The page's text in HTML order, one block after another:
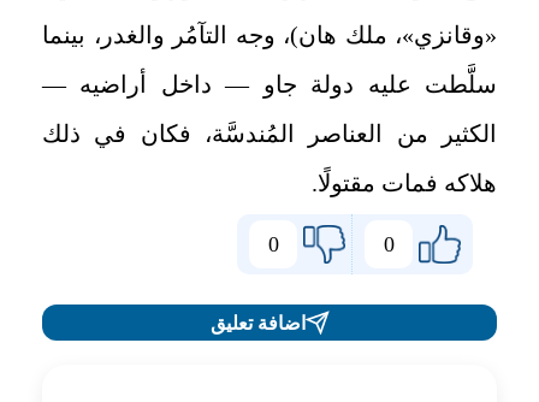
«وقانزي»، ملك هان)، وجه التآمُر والغدر، بينما
سلَّطت عليه دولة جاو — داخل أراضيه —
الكثير من العناصر المُندسَّة، فكان في ذلك
هلاكه فمات مقتولًا.
0
0
اضافة تعليق